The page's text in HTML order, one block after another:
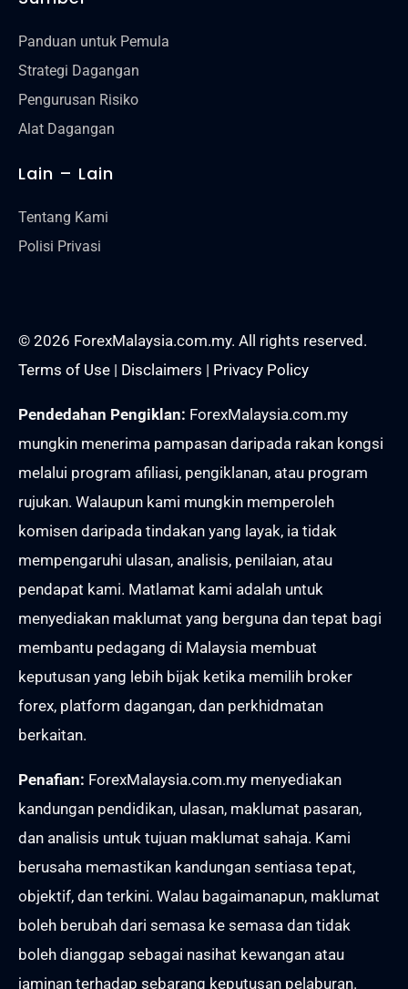
Panduan untuk Pemula
Strategi Dagangan
Pengurusan Risiko
Alat Dagangan
Lain – Lain
Tentang Kami
Polisi Privasi
© 2026 ForexMalaysia.com.my. All rights reserved.
Terms of Use| Disclaimers | Privacy Policy
Pendedahan Pengiklan: ForexMalaysia.com.my
mungkin menerima pampasan daripada rakan kongsi
melalui program afiliasi, pengiklanan, atau program
rujukan. Walaupun kami mungkin memperoleh
komisen daripada tindakan yang layak, ia tidak
mempengaruhi ulasan, analisis, penilaian, atau
pendapat kami. Matlamat kami adalah untuk
menyediakan maklumat yang berguna dan tepat bagi
membantu pedagang di Malaysia membuat
keputusan yang lebih bijak ketika memilih broker
forex, platform dagangan, dan perkhidmatan
berkaitan.
Penafian: ForexMalaysia.com.my menyediakan
kandungan pendidikan, ulasan, maklumat pasaran,
dan analisis untuk tujuan maklumat sahaja. Kami
berusaha memastikan kandungan sentiasa tepat,
objektif, dan terkini. Walau bagaimanapun, maklumat
boleh berubah dari semasa ke semasa dan tidak
boleh dianggap sebagai nasihat kewangan atau
jaminan terhadap sebarang keputusan pelaburan.